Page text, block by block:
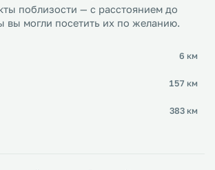
поблизости — с расстоянием до
вы могли посетить их по желанию.
6 км
157 км
383 км